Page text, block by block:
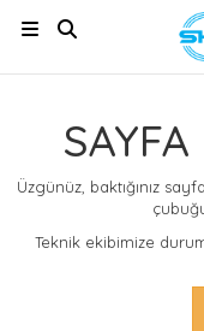
Üzgünüz, baktığınız
Teknik ekibimize